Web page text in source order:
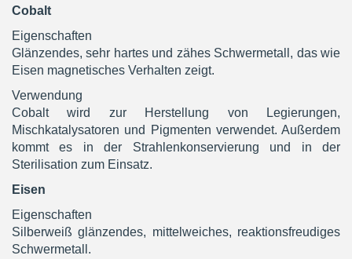
Cobalt
Eigenschaften
Glänzendes, sehr hartes und zähes Schwermetall, das wie
Eisen magnetisches Verhalten zeigt.
Verwendung
Cobalt wird zur Herstellung von Legierungen,
Mischkatalysatoren und Pigmenten verwendet. Außerdem
kommt es in der Strahlenkonservierung und in der
Sterilisation zum Einsatz.
Eisen
Eigenschaften
Silberweiß glänzendes, mittelweiches, reaktionsfreudiges
Schwermetall.